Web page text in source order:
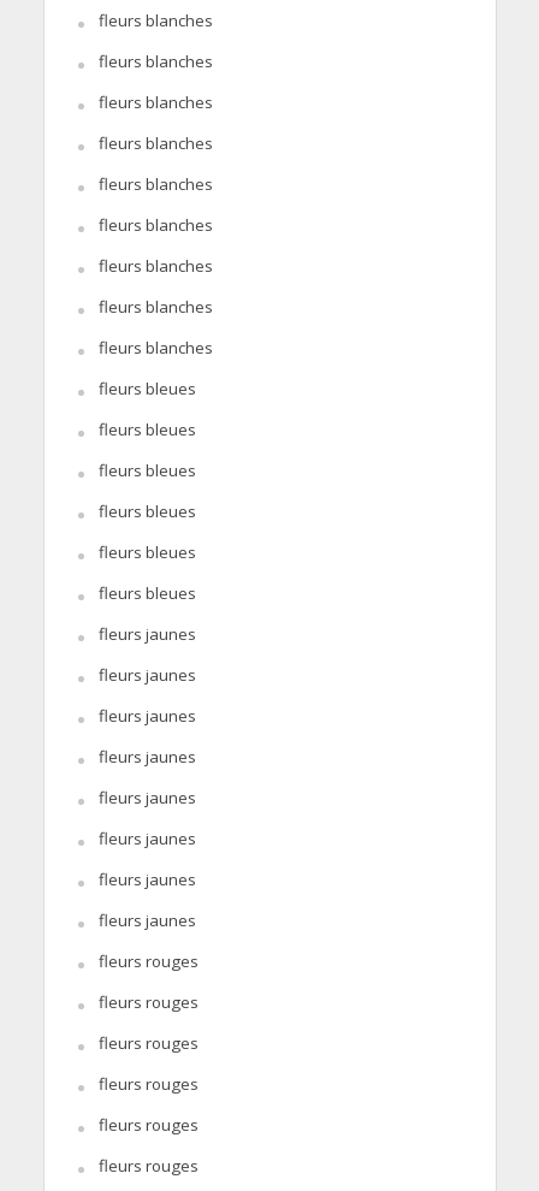
fleurs blanches
fleurs blanches
fleurs blanches
fleurs blanches
fleurs blanches
fleurs blanches
fleurs blanches
fleurs blanches
fleurs blanches
fleurs bleues
fleurs bleues
fleurs bleues
fleurs bleues
fleurs bleues
fleurs bleues
fleurs jaunes
fleurs jaunes
fleurs jaunes
fleurs jaunes
fleurs jaunes
fleurs jaunes
fleurs jaunes
fleurs jaunes
fleurs rouges
fleurs rouges
fleurs rouges
fleurs rouges
fleurs rouges
fleurs rouges